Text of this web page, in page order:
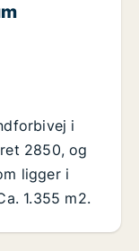
i
2850, og
ligger i
1.355 m2.